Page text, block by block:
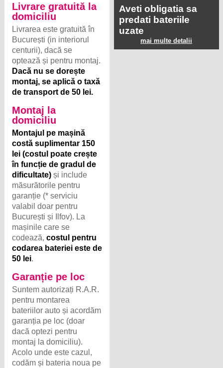
Livrare gratuită la
domiciliu
Livrarea este gratuită în
București (in interiorul
centurii), dacă se
optează și pentru montaj.
Dacă nu se dorește
montaj, se aplică o taxă
de transport de 50 lei.
Montaj la
domiciliu
Montajul pe mașină
costă suplimentar 150
lei (costul poate crește
în funcție de gradul de
dificultate) și include
măsurătorile pentru
garanție (* serviciu
valabil doar pentru
București și Ilfov). La
mașinile care se
codează,costul pentru
codarea bateriei este de
50 lei.
Garanție pe loc
Suntem autorizați R.A.R.
pentru montarea
bateriilor auto și acordăm
garanția pe loc (doar
dacă optezi pentru
montaj la domiciliu).
Acolo unde este cazul,
codăm și bateria noua pe
Aveti obligatia sa
predati bateriile
uzate
mai multe detalii